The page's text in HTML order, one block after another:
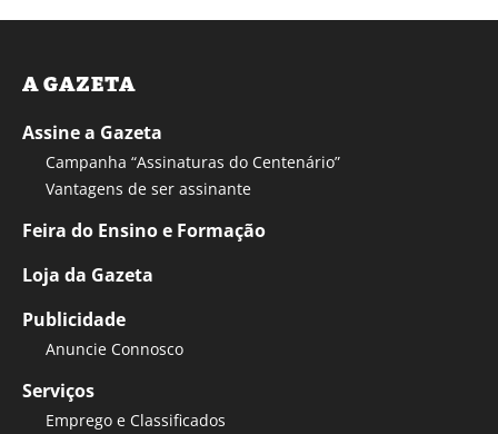
A GAZETA
Assine a Gazeta
Campanha “Assinaturas do Centenário”
Vantagens de ser assinante
Feira do Ensino e Formação
Loja da Gazeta
Publicidade
Anuncie Connosco
Serviços
Emprego e Classificados